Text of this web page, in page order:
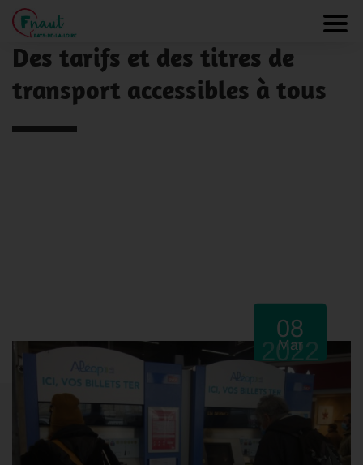
Panneau de gestion des cookies
NOS ACTUALITÉS
Des tarifs et des titres de
transport accessibles à tous
08
Mar
2022